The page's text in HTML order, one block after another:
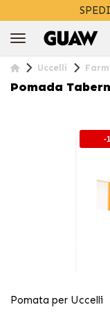
Uccelli
Pomada
-
Pomata per Uccelli